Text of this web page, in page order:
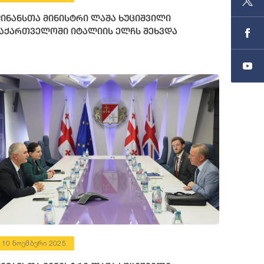
მინისტრი ლაშა ხუციშვილი
იტალიის ელჩს შეხვდა
10 ნოემბერი 2025